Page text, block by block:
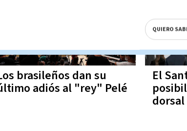
brasileños dan su
adiós al "rey" Pelé
El
dorsal
QUIERO